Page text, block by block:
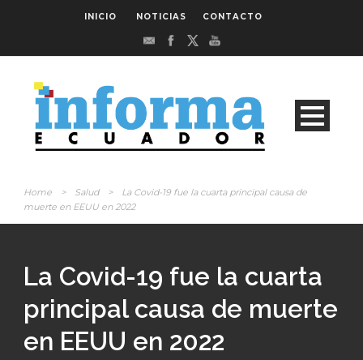
INICIO NOTICIAS CONTACTO
Home > Salud >
La Covid-19 fue la cuarta principal causa de
muerte en EEUU en 2022
La Covid-19 fue la cuarta
principal causa de muerte
en EEUU en 2022